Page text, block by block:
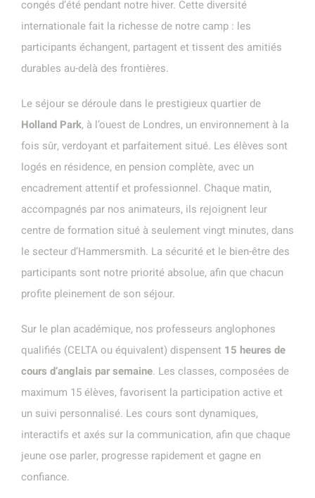
congés d’été pendant notre hiver. Cette diversité
internationale fait la richesse de notre camp : les
participants échangent, partagent et tissent des amitiés
durables au-delà des frontières.
Le séjour se déroule dans le prestigieux quartier de
Holland Park, à l’ouest de Londres, un environnement à la
fois sûr, verdoyant et parfaitement situé. Les élèves sont
logés en résidence, en pension complète, avec un
encadrement attentif et professionnel. Chaque matin,
accompagnés par nos animateurs, ils rejoignent leur
centre de formation situé à seulement vingt minutes, dans
le secteur d’Hammersmith. La sécurité et le bien-être des
participants sont notre priorité absolue, afin que chacun
profite pleinement de son séjour.
Sur le plan académique, nos professeurs anglophones
qualifiés (CELTA ou équivalent) dispensent 15 heures de
cours d’anglais par semaine. Les classes, composées de
maximum 15 élèves, favorisent la participation active et
un suivi personnalisé. Les cours sont dynamiques,
interactifs et axés sur la communication, afin que chaque
jeune ose parler, progresse rapidement et gagne en
confiance.